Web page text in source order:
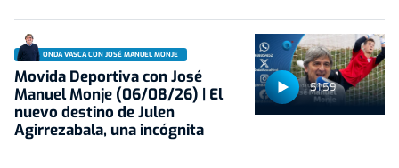
51:59
ONDA VASCA CON JOSÉ MANUEL MONJE
Movida Deportiva con José
Manuel Monje (06/08/26) | El
nuevo destino de Julen
Agirrezabala, una incógnita